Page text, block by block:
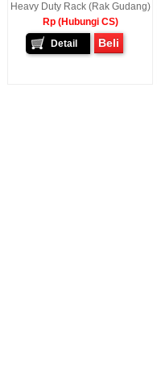
Heavy Duty Rack (Rak Gudang)
Rp (Hubungi CS)
Detail
Beli